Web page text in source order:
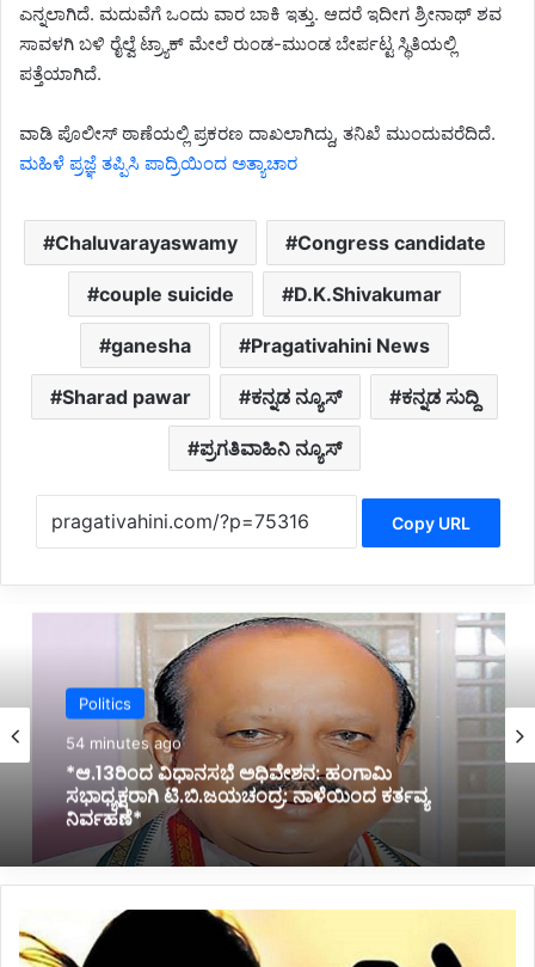
ಎನ್ನಲಾಗಿದೆ. ಮದುವೆಗೆ ಒಂದು ವಾರ ಬಾಕಿ ಇತ್ತು. ಆದರೆ ಇದೀಗ ಶ್ರೀನಾಥ್ ಶವ
ಸಾವಳಗಿ ಬಳಿ ರೈಲ್ವೆ ಟ್ರ್ಯಾಕ್ ಮೇಲೆ ರುಂಡ-ಮುಂಡ ಬೇರ್ಪಟ್ಟ ಸ್ಥಿತಿಯಲ್ಲಿ
ಪತ್ತೆಯಾಗಿದೆ.
ವಾಡಿ ಪೊಲೀಸ್ ಠಾಣೆಯಲ್ಲಿ ಪ್ರಕರಣ ದಾಖಲಾಗಿದ್ದು, ತನಿಖೆ ಮುಂದುವರೆದಿದೆ.
ಮಹಿಳೆ ಪ್ರಜ್ಞೆ ತಪ್ಪಿಸಿ ಪಾದ್ರಿಯಿಂದ ಅತ್ಯಾಚಾರ
Chaluvarayaswamy Congress candidate
couple suicide D.K.Shivakumar
ganesha Pragativahini News
Sharad pawar ಕನ್ನಡ ನ್ಯೂಸ್ ಕನ್ನಡ ಸುದ್ದಿ
ಪ್ರಗತಿವಾಹಿನಿ ನ್ಯೂಸ್
Copy URL
Politics
54 minutes ago
*ಆ.13ರಿಂದ ವಿಧಾನಸಭೆ ಅಧಿವೇಶನ: ಹಂಗಾಮಿ
ಸಭಾಧ್ಯಕ್ಷರಾಗಿ ಟಿ.ಬಿ.ಜಯಚಂದ್ರ: ನಾಳೆಯಿಂದ ಕರ್ತವ್ಯ
Education
2 hours ago
*ಬೆಳಗಾವಿಯ ಅಂಗಡಿ ಇಂಜಿನಿಯರಿಂಗ್ ಕಾಲೇಜಿನಲ್ಲಿ
‘ಸೈಬರ್ ಸೆಕ್ಯುರಿಟಿ ಸೆಂಟರ್ ಆಫ್ ಎಕ್ಸಲೆನ್ಸ್’ ಉದ್ಘಾಟನೆ*
ಹಿ